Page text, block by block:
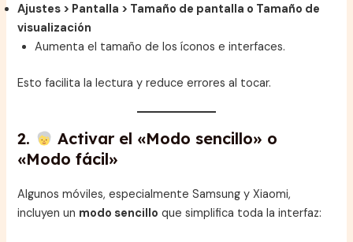
Ajustes > Pantalla > Tamaño de pantalla o Tamaño de
visualización
Aumenta el tamaño de los íconos e interfaces.
Esto facilita la lectura y reduce errores al tocar.
2.
Activar el «Modo sencillo» o
«Modo fácil»
Algunos móviles, especialmente Samsung y Xiaomi,
incluyen un modo sencillo que simplifica toda la interfaz: